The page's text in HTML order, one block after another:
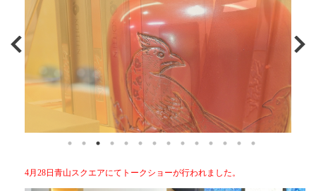
4月28日青山スクエアにてトークショーが行われました。